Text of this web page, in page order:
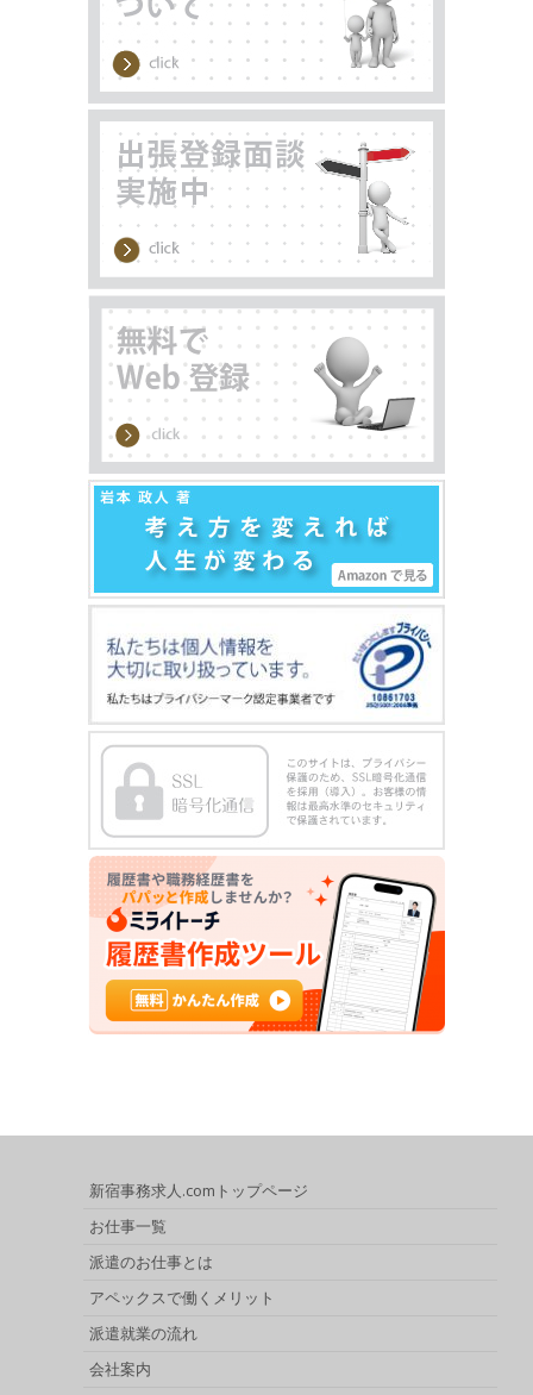
新宿事務求人.comトップページ
お仕事一覧
派遣のお仕事とは
アペックスで働くメリット
派遣就業の流れ
会社案内